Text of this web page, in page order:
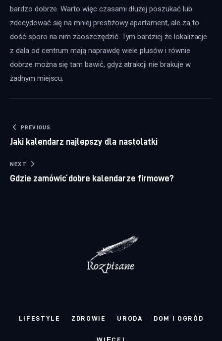
bardzo dobrze. Warto więc czasami dłużej poszukać lub
zdecydować się na mniej prestiżowy apartament, ale za to
dość sporo na nim zaoszczędzić. Tym bardziej że lokalizacje
z dala od centrum mają naprawdę wiele plusów i równie
dobrze można się tam bawić, gdyż atrakcji nie brakuje w
żadnym miejscu.
Nawigacja wpisu
PREVIOUS
Jaki kalendarz najlepszy dla nastolatki
NEXT
Gdzie zamówić dobre kalendarze firmowe?
LIFESTYLE ZDROWIE URODA DOM I OGRÓD
WIĘCEJ